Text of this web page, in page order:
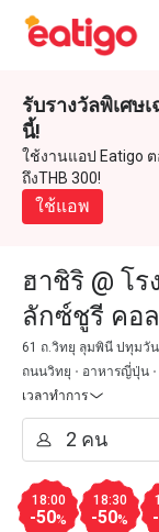
รับรางวัลพิเศษ
นี้!
ใช้งานแอป Eatigo
ถึงTHB 300!
ใช้แอพ
ฮาชิริ @ โ
ลักซ์ชูรี คอ
61 ถ.วิทยุ ลุมพินี ปทุมวัน
ถนนวิทยุ
อาหารญี่ปุ่น
เวลาทำการ
18:00
-50%
18:30
-50%